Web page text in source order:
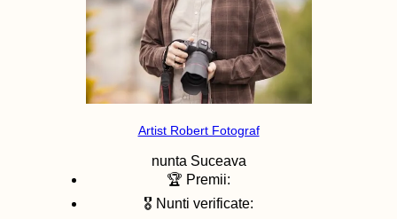
Artist Robert Fotograf
nunta Suceava
🏆 Premii:
🎖️ Nunti verificate: